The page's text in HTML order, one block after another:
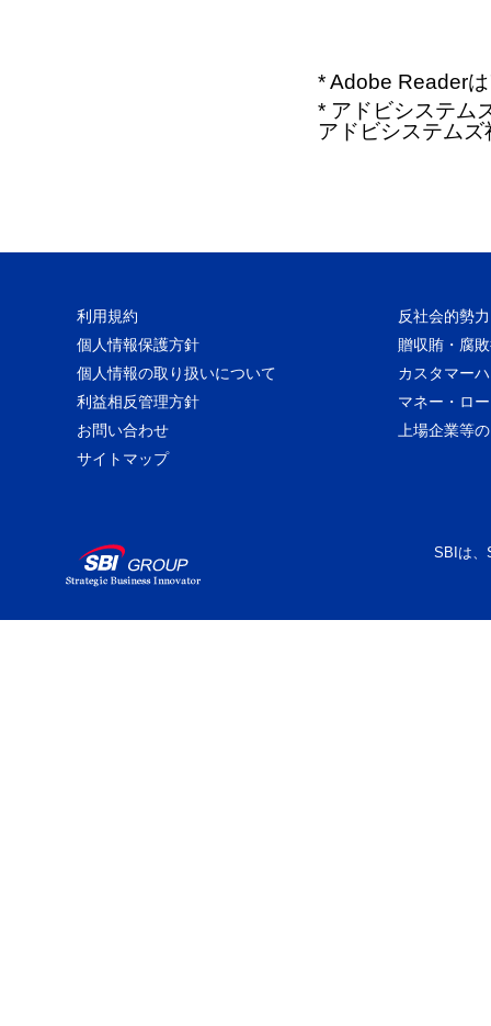
* Adobe Reader
* アドビシステム
アドビシステム
利用規約
反社会的勢
個人情報保護方針
贈収賄・腐
個人情報の取り扱いについて
カスタマー
利益相反管理方針
マネー・ロ
お問い合わせ
上場企業等
サイトマップ
SBIは、